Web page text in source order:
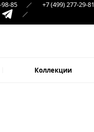
85
+7 (499) 277-29-81
Коллекции